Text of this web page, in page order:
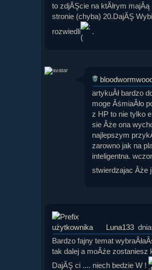
to zdjĂŞcie na ktĂłrym majÂą
stronie (chyba) 20.DajĂŞ
rozwiedli
.
artykuÂł bardzo
moge ÂśmiaÂło
z HP to nie tylko
sie Âże ona
najlepszym
zarowno jak na
inteligentna.
stwierdzajac Âże
Luna133
Bardzo fajny temat
tak dalej a moÂże
DajĂŞ ci .... niech bedzie W !